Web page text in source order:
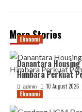
More Stories
Ekonomi
Danantara
Himbara Perkuat
admin 10 August 2026
Ekonomi